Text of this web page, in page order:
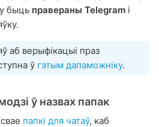
быць правераны Telegram і
аб верыфікацыі праз
ў гэтым дапаможніку.
ў назвах папак
папкі для чатаў, каб